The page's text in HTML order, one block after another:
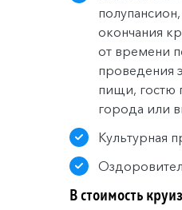
окончания
от времени
проведения
пищи, гостю
города или
Культурная
В стоимость